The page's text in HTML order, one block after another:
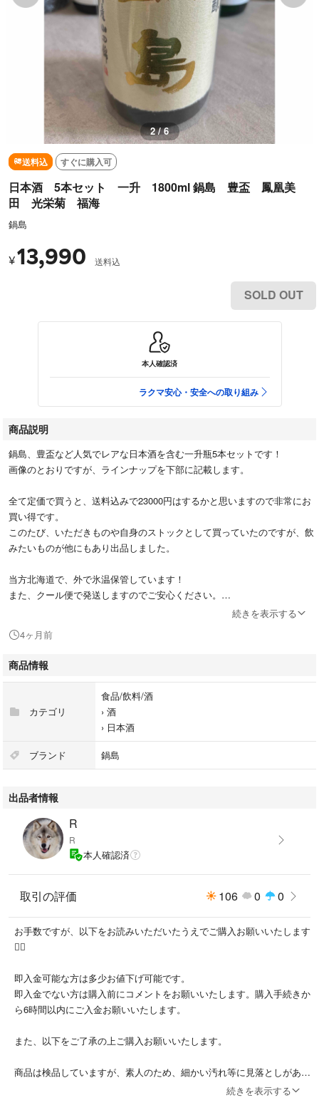
2 / 6
送料込 すぐに購入可
日本酒 5本セット 一升 1800ml 鍋島 豊盃 鳳凰美
田 光栄菊 福海
鍋島
¥13,990 送料込
SOLD OUT
本人確認済
ラクマ安心・安全への取り組み
商品説明
鍋島、豊盃など人気でレアな日本酒を含む一升瓶5本セットです！
画像のとおりですが、ラインナップを下部に記載します。
全て定価で買うと、送料込みで23000円はするかと思いますので非常にお
買い得です。
このたび、いただきものや自身のストックとして買っていたのですが、飲
みたいものが他にもあり出品しました。
当方北海道で、外で氷温保管しています！
また、クール便で発送しますのでご安心ください。
いで割高となりますので、5本まとめ買いでご検討くださると助かりま
す。
値下げしたのでこちらが最終価格です。現状は値下げできませんのでご了
【ラインナップ詳細】
・鍋島 純米大吟醸 山田錦35% 1800ml・1本
・豊盃しぼりたて純米 1800ml・1本
・光栄菊望 2024BY 1800ml・1本
・福海 山田錦火入 1800ml・1本
続きを表示する
4ヶ月前
商品情報
カテゴリ
食品/飲料/酒
› 酒
› 日本酒
ブランド 鍋島
出品者情報
R
R
本人確認済
取引の評価 106 0 0
お手数ですが、以下をお読みいただいたうえでご購入お願いいたします
🙇‍♀️
即入金可能な方は多少お値下げ可能です。
即入金でない方は購入前にコメントをお願いいたします。購入手続きか
ら6時間以内にご入金お願いいたします。
また、以下をご了承の上ご購入お願いいたします。
商品は検品していますが、素人のため、細かい汚れ等に見落としがある
続きを表示する